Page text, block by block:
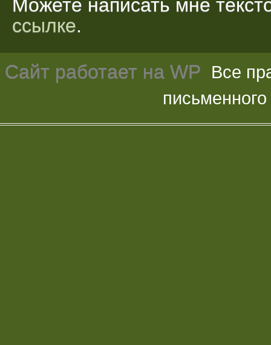
Можете написать мне
ссылке.
Сайт работает на WP
Все